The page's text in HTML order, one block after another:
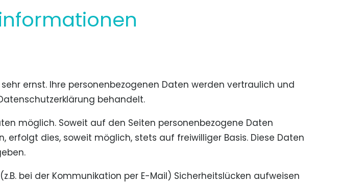
ernst. Ihre personenbezogenen Daten werden vertraulich und
behandelt.
möglich. Soweit auf den Seiten personenbezogene Daten
erfolgt dies, soweit möglich, stets auf freiwilliger Basis. Diese Daten
bei der Kommunikation per E-Mail) Sicherheitslücken aufweisen